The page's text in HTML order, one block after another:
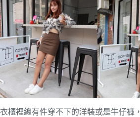
衣櫃裡總有件穿不下的洋裝或是牛仔褲，